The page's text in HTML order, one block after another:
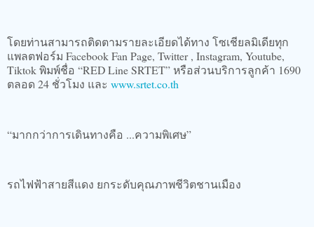
โดยท่านสามารถติดตามรายละเอียดได้ทาง โซเชียลมิเดียทุก
แพลตฟอร์ม Facebook Fan Page, Twitter , Instagram, Youtube,
Tiktok พิมพ์ชื่อ “RED Line SRTET” หรือส่วนบริการลูกค้า 1690
ตลอด 24 ชั่วโมง และ www.srtet.co.th
“มากกว่าการเดินทางคือ ...ความพิเศษ”
รถไฟฟ้าสายสีแดง ยกระดับคุณภาพชีวิตชานเมือง